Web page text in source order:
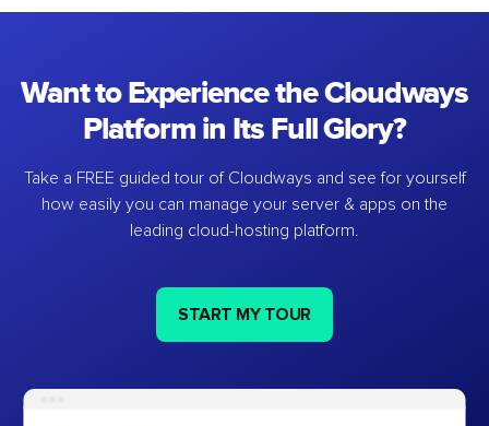
Want to Experience the Cloudways
Platform in Its Full Glory?
Take a FREE guided tour of Cloudways and see for yourself
how easily you can manage your server & apps on the
leading cloud-hosting platform.
START MY TOUR